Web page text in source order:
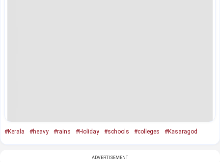
#Kerala #heavy #rains #Holiday #schools #colleges #Kasaragod
ADVERTISEMENT